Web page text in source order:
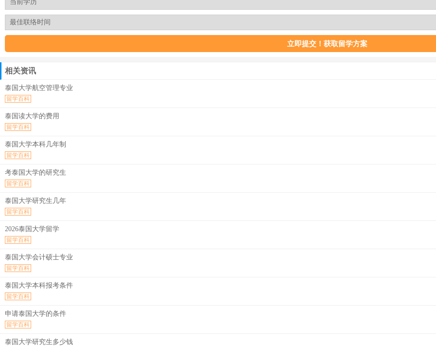
相关资讯
泰国大学航空管理专业
留学百科
泰国读大学的费用
留学百科
泰国大学本科几年制
留学百科
考泰国大学的研究生
留学百科
泰国大学研究生几年
留学百科
2026泰国大学留学
留学百科
泰国大学会计硕士专业
留学百科
泰国大学本科报考条件
留学百科
申请泰国大学的条件
留学百科
泰国大学研究生多少钱